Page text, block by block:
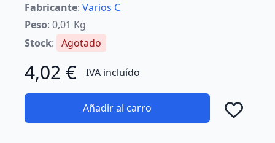
Fabricante: Varios C
Peso: 0,01 Kg
Stock: Agotado
4,02 € IVA incluído
Añadir al carro